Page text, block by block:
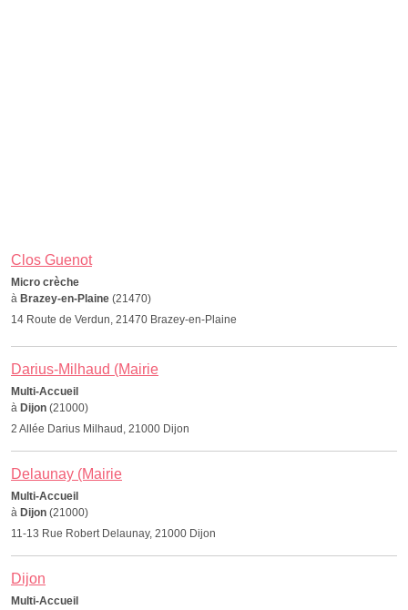
Clos Guenot
Micro crèche
à Brazey-en-Plaine (21470)
14 Route de Verdun, 21470 Brazey-en-Plaine
Darius-Milhaud (Mairie
Multi-Accueil
à Dijon (21000)
2 Allée Darius Milhaud, 21000 Dijon
Delaunay (Mairie
Multi-Accueil
à Dijon (21000)
11-13 Rue Robert Delaunay, 21000 Dijon
Dijon
Multi-Accueil